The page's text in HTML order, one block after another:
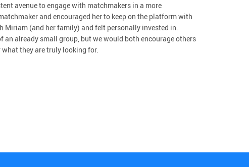
avenue to engage with matchmakers in a more
and encouraged her to keep on the platform with
Miriam (and her family) and felt personally invested in.
already small group, but we would both encourage others
they are truly looking for.